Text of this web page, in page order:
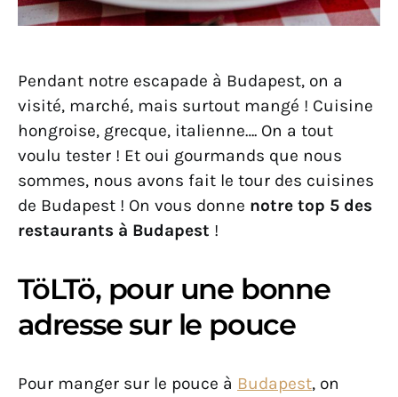
Pendant notre escapade à Budapest, on a
visité, marché, mais surtout mangé ! Cuisine
hongroise, grecque, italienne…. On a tout
voulu tester ! Et oui gourmands que nous
sommes, nous avons fait le tour des cuisines
de Budapest ! On vous donne notre top 5 des
restaurants à Budapest !
TöLTö, pour une bonne
adresse sur le pouce
Pour manger sur le pouce à Budapest, on